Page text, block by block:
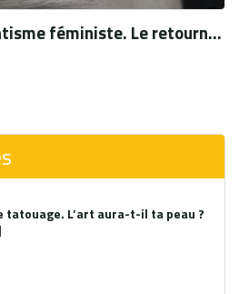
Peau et cybermilitantisme féministe. Le retournement du stigmate
tatouage. L’art aura-t-il ta peau ?